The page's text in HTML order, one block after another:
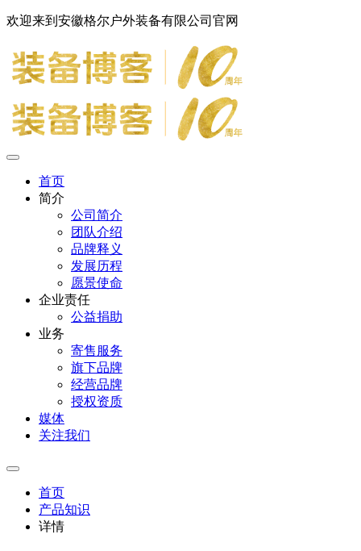
欢迎来到安徽格尔户外装备有限公司官网
首页
简介
公司简介
团队介绍
品牌释义
发展历程
愿景使命
企业责任
公益捐助
业务
寄售服务
旗下品牌
经营品牌
授权资质
媒体
关注我们
首页
产品知识
详情